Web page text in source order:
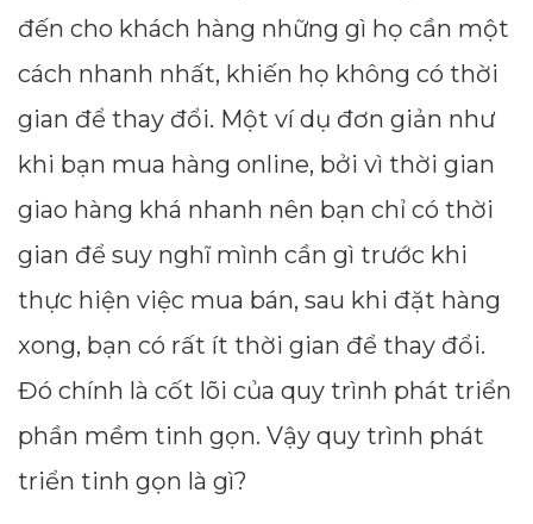
đến cho khách hàng những gì họ cần một
cách nhanh nhất, khiến họ không có thời
gian để thay đổi. Một ví dụ đơn giản như
khi bạn mua hàng online, bởi vì thời gian
giao hàng khá nhanh nên bạn chỉ có thời
gian để suy nghĩ mình cần gì trước khi
thực hiện việc mua bán, sau khi đặt hàng
xong, bạn có rất ít thời gian để thay đổi.
Đó chính là cốt lõi của quy trình phát triển
phần mềm tinh gọn. Vậy quy trình phát
triển tinh gọn là gì?